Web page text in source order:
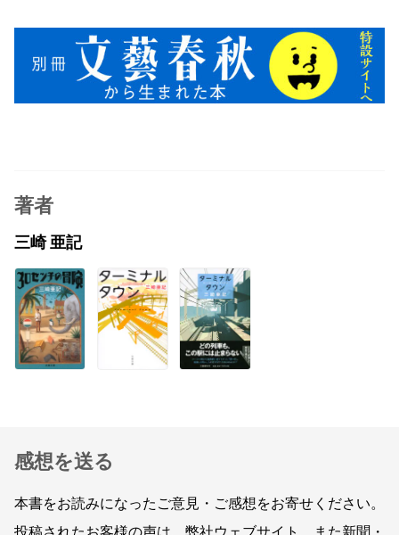
著者
三崎 亜記
感想を送る
本書をお読みになったご意見・ご感想をお寄せください。